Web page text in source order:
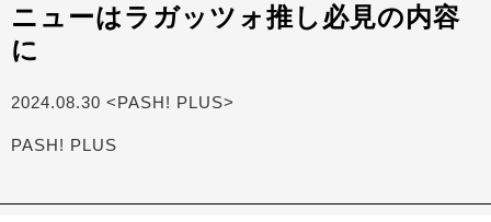
ニューはラガッツォ推し必見の内容
に
2024.08.30 <PASH! PLUS>
PASH! PLUS